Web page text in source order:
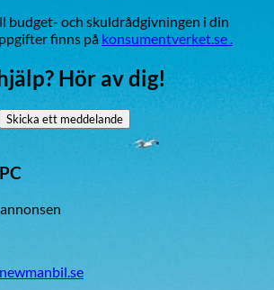
Personbil
budget- och skuldrådgivningen i din
finns på konsumentverket.se .
Hör av dig!
Skicka ett meddelande